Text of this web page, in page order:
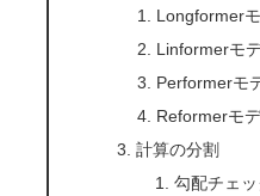
Longformer
Linformerモ
Performerモ
Reformerモ
計算の分割
勾配チェ